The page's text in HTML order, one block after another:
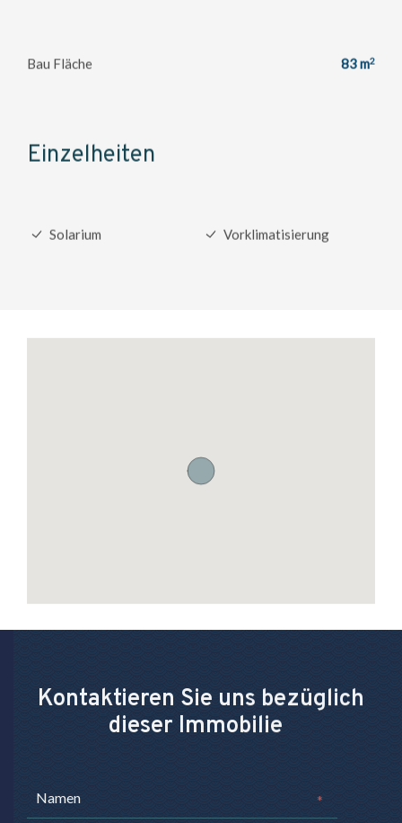
Einzelheiten
Solarium Vorklimatisierung
Bau Fläche 83 m2
Kontaktieren Sie uns bezüglich
dieser Immobilie
*